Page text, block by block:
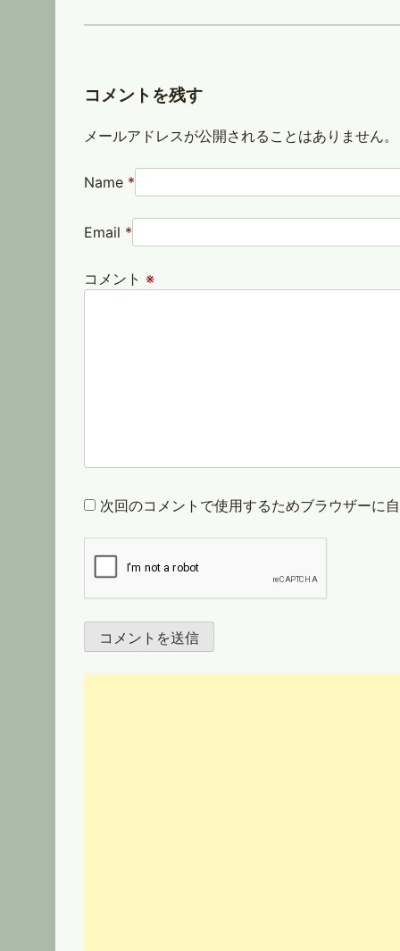
コメントを残す
メールアドレスが公開されることはありません。
Name *
Email *
コメント※
次回のコメントで使用するためブラウザーに